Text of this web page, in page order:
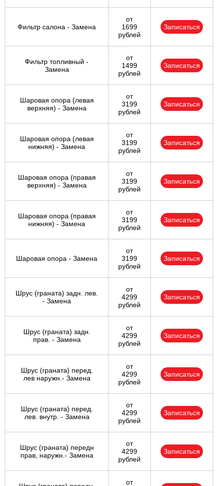
Фильтр салона - Замена
от
1699
рублей
Записаться
Фильтр топливный -
Замена
от
1499
рублей
Записаться
Шаровая опора (левая
верхняя) - Замена
от
3199
рублей
Записаться
Шаровая опора (левая
нижняя) - Замена
от
3199
рублей
Записаться
Шаровая опора (правая
верхняя) - Замена
от
3199
рублей
Записаться
Шаровая опора (правая
нижняя) - Замена
от
3199
рублей
Записаться
Шаровая опора - Замена
от
3199
рублей
Записаться
Шрус (граната) задн. лев.
- Замена
от
4299
рублей
Записаться
Шрус (граната) задн.
прав. - Замена
от
4299
рублей
Записаться
Шрус (граната) перед.
лев наружн.- Замена
от
4299
рублей
Записаться
Шрус (граната) перед.
лев. внутр. - Замена
от
4299
рублей
Записаться
Шрус (граната) передн
прав, наружн.- Замена
от
4299
рублей
Записаться
от